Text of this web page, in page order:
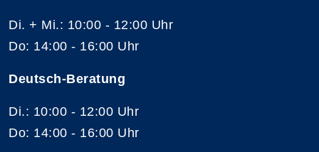
Di. + Mi.: 10:00 - 12:00 Uhr
Do: 14:00 - 16:00 Uhr
Deutsch-Beratung
Di.: 10:00 - 12:00 Uhr
Do: 14:00 - 16:00 Uhr